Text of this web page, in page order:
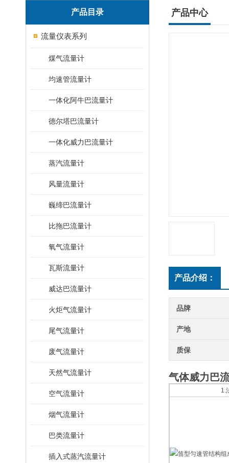
产品目录
流量仪表系列
煤气流量计
均速管流量计
一体化阿牛巴流量计
德尔塔巴流量计
一体化威力巴流量计
蒸汽流量计
风量流量计
巍缔巴流量计
比拖巴流量计
氧气流量计
瓦斯流量计
威达巴流量计
火炬气流量计
尾气流量计
废气流量计
天然气流量计
空气流量计
烟气流量计
巴类流量计
插入式蒸汽流量计
产品中心
产品介绍：
品牌
产地
质保
气体威力巴
1.